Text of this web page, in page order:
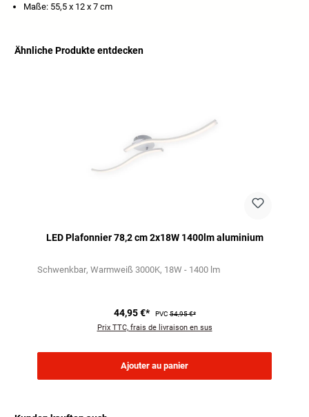
Maße: 55,5 x 12 x 7 cm
Ähnliche Produkte entdecken
LED Plafonnier 78,2 cm 2x18W 1400lm aluminium
Schwenkbar Warmweiß 3000K 18W - 1400 lm
44,95 €* PVC54,95 €*
Prix TTC, frais de livraison en sus
Ajouter au panier